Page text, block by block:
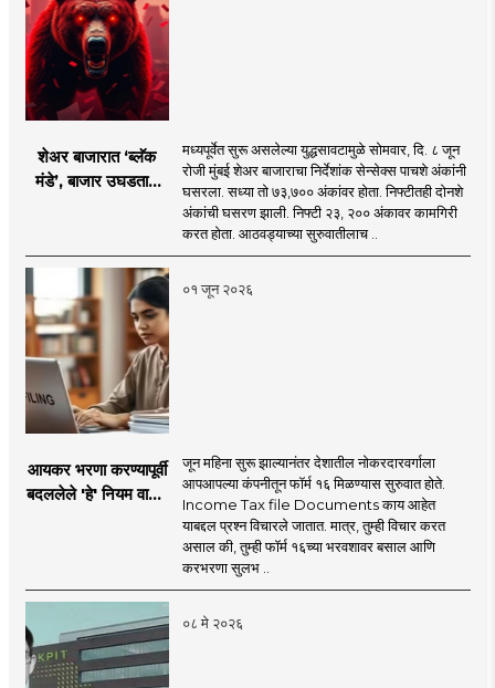
शेअर बाजारात ‘ब्लॅक
मंडे’, बाजार उघडताच
मध्यपूर्वेत सुरू असलेल्या युद्धसावटामुळे सोमवार, दि. ८ जून
रोजी मुंबई शेअर बाजाराचा निर्देशांक सेन्सेक्स पाचशे अंकांनी
घसरला. सध्या तो ७३,७०० अंकांवर होता. निफ्टीतही दोनशे
अंकांची घसरण झाली. निफ्टी २३, २०० अंकावर कामगिरी
करत होता. आठवड्याच्या सुरुवातीलाच ..
०१ जून २०२६
आयकर भरणा करण्यापूर्वी
बदललेले 'हे' नियम वाचून
जून महिना सुरू झाल्यानंतर देशातील नोकरदारवर्गाला
आपआपल्या कंपनीतून फॉर्म १६ मिळण्यास सुरुवात होते.
Income Tax file Documents काय आहेत
याबद्दल प्रश्न विचारले जातात. मात्र, तुम्ही विचार करत
असाल की, तुम्ही फॉर्म १६च्या भरवशावर बसाल आणि
करभरणा सुलभ ..
०८ मे २०२६